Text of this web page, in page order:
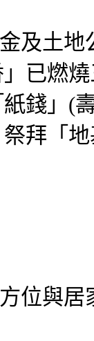
土地
燃燒
錢」(
拜「
位與